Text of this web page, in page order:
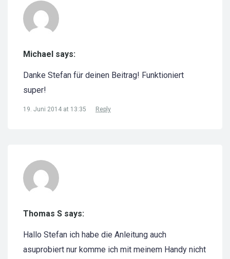
Michael says:
Danke Stefan für deinen Beitrag! Funktioniert
super!
19. Juni 2014 at 13:35 Reply
Thomas S says:
Hallo Stefan ich habe die Anleitung auch
asuprobiert nur komme ich mit meinem Handy nicht